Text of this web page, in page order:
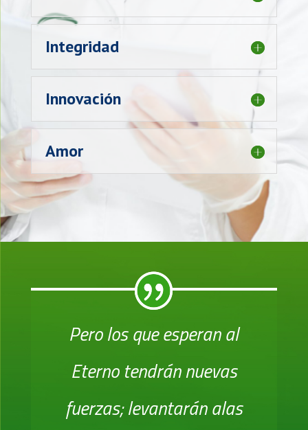
Integridad
Innovación
Amor
Pero los que esperan al
Eterno tendrán nuevas
fuerzas; levantarán alas